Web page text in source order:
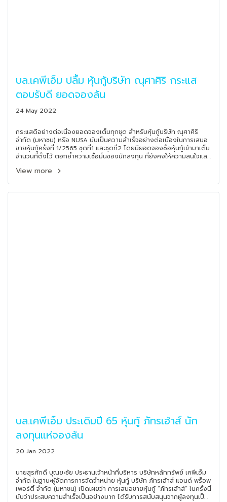
บล.เคพีเอ็ม ปลื้ม หุ้นกู้บริษัท ณุศาศิริ กระแส
ตอบรับดี ยอดจองล้น
24 May 2022
กระแสดีอย่างต่อเนื่องยอดจองเต็มทุกชุด สำหรับหุ้นกู้บริษัท ณุศาศิริ
จำกัด (มหาชน) หรือ NUSA นับเป็นความสำเร็จอย่างต่อเนื่องในการเสนอ
ขายหุ้นกู้ครั้งที่ 1/2565 ชุดที่1 และชุดที่2 โดยมียอดจองซื้อหุ้นกู้เข้ามาเต็ม
จำนวนที่ตั้งไว้ ตอกย้ำความเชื่อมั่นของนักลงทุน ที่ยังคงให้ความสนใจและ
เสมอมา
View more
บล.เคพีเอ็ม ประเดิมปี 65 หุ้นกู้ ภัทรเฮ้าส์ นัก
ลงทุนแห่จองล้น
20 Jan 2022
นายสุรศักดิ์ บุณยะชัย ประธานเจ้าหน้าที่บริหาร บริษัทหลักทรัพย์ เคพีเอ็ม
จำกัด ในฐานะผู้จัดการการจัดจำหน่าย หุ้นกู้ บริษัท ภัทรเฮ้าส์ แอนด์ พร็อพ
เพอร์ตี้ จำกัด (มหาชน) เปิดเผยว่า การเสนอขายหุ้นกู้ “ภัทรเฮ้าส์” ในครั้งนี้
นับว่าประสบความสำเร็จเป็นอย่างมาก ได้รับการสนับสนุนจากผู้ลงทุนเป็น